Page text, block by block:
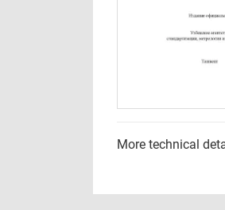
More technical